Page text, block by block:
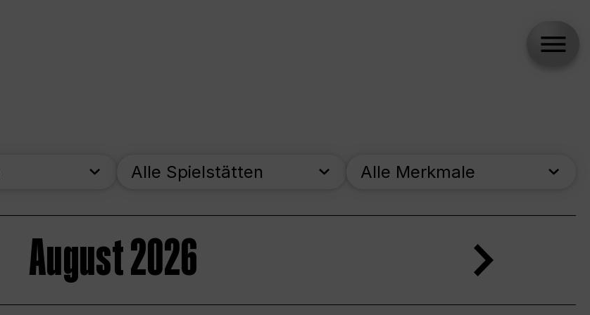
Alle Spielstätten Alle Merkmale
August 2026